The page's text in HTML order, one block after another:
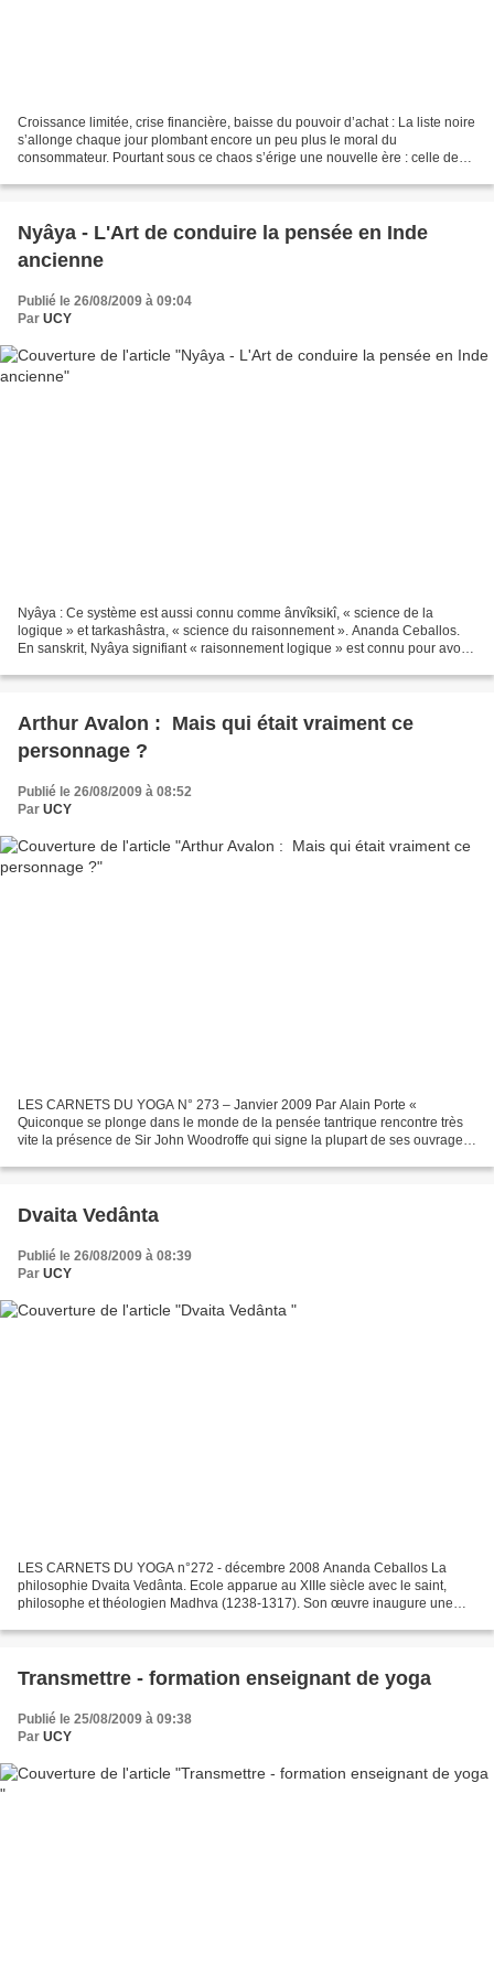
Croissance limitée, crise financière, baisse du pouvoir d’achat : La liste noire
s’allonge chaque jour plombant encore un peu plus le moral du
consommateur. Pourtant sous ce chaos s’érige une nouvelle ère : celle de
Nyâya - L'Art de conduire la pensée en Inde
ancienne
Publié le 26/08/2009 à 09:04
Par UCY
Nyâya : Ce système est aussi connu comme ânvîksikî, « science de la
logique » et tarkashâstra, « science du raisonnement ». Ananda Ceballos.
En sanskrit, Nyâya signifiant « raisonnement logique » est connu pour avoir
Arthur Avalon : Mais qui était vraiment ce
personnage ?
Publié le 26/08/2009 à 08:52
Par UCY
LES CARNETS DU YOGA N° 273 – Janvier 2009 Par Alain Porte «
Quiconque se plonge dans le monde de la pensée tantrique rencontre très
vite la présence de Sir John Woodroffe qui signe la plupart de ses ouvrages
Dvaita Vedânta
Publié le 26/08/2009 à 08:39
Par UCY
LES CARNETS DU YOGA n°272 - décembre 2008 Ananda Ceballos La
philosophie Dvaita Vedânta. Ecole apparue au XIIIe siècle avec le saint,
philosophe et théologien Madhva (1238-1317). Son œuvre inaugure une
Transmettre - formation enseignant de yoga
Publié le 25/08/2009 à 09:38
Par UCY